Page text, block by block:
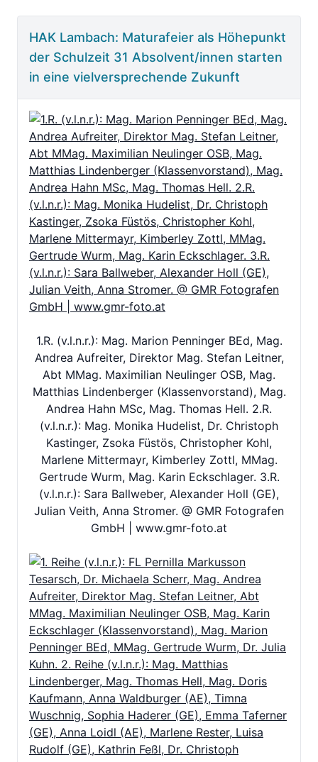
HAK Lambach: Maturafeier als Höhepunkt
der Schulzeit 31 Absolvent/innen starten
in eine vielversprechende Zukunft
1.R. (v.l.n.r.): Mag. Marion Penninger BEd, Mag.
Andrea Aufreiter, Direktor Mag. Stefan Leitner,
Abt MMag. Maximilian Neulinger OSB, Mag.
Matthias Lindenberger (Klassenvorstand), Mag.
Andrea Hahn MSc, Mag. Thomas Hell. 2.R.
(v.l.n.r.): Mag. Monika Hudelist, Dr. Christoph
Kastinger, Zsoka Füstös, Christopher Kohl,
Marlene Mittermayr, Kimberley Zottl, MMag.
Gertrude Wurm, Mag. Karin Eckschlager. 3.R.
(v.l.n.r.): Sara Ballweber, Alexander Holl (GE),
Julian Veith, Anna Stromer. @ GMR Fotografen
GmbH | www.gmr-foto.at